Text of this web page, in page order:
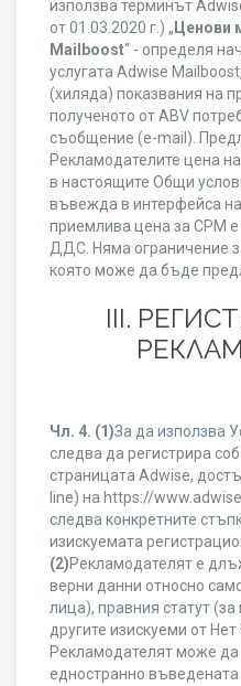
използва терминът
от 01.03.2020 г.) „ Ценови
Mailboost“ - определя
услугата Adwise
(хиляда) показвания на
полученото от ABV
съобщение (e-mail).
Рекламодателите цена
в настоящите Общи
въвежда в интерфейса
приемлива цена за CPM
ДДС. Няма ограничение
която може да бъде
ІІІ.
Чл. 4. (1)За да използва
следва да регистрира
страницата Adwise,
line) на https://
следва конкретните
изискуемата
(2)Рекламодателят е
верни данни относно
лица), правния статут
другите изискуеми от
Рекламодателят може да
едностранно